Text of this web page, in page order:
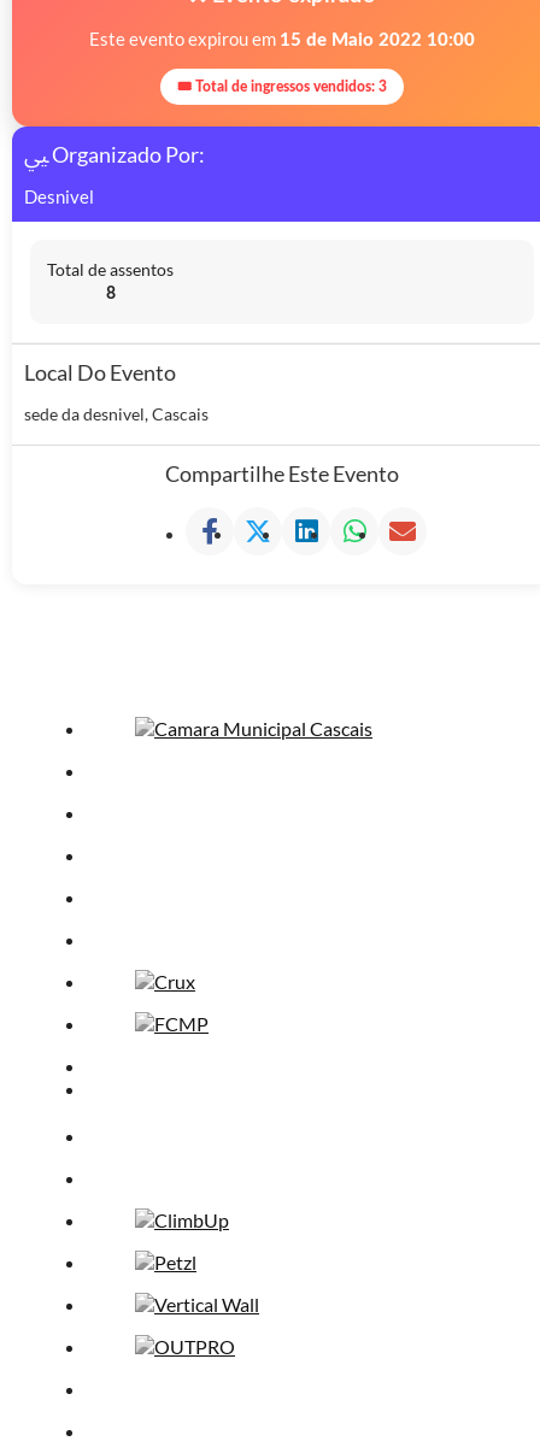
Este evento expirou em 15 de Maio 2022 10:00
🎟 Total de ingressos vendidos: 3
Organizado Por:
Desnivel
Total de assentos
8
Local Do Evento
sede da desnivel, Cascais
Compartilhe Este Evento